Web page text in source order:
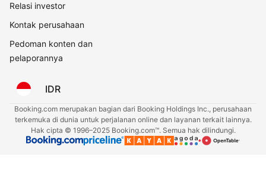
Relasi investor
Kontak perusahaan
Pedoman konten dan
pelaporannya
IDR
Booking.com merupakan bagian dari Booking Holdings Inc., perusahaan
terkemuka di dunia untuk perjalanan online dan layanan terkait lainnya.
Hak cipta © 1996–2025 Booking.com™. Semua hak dilindungi.